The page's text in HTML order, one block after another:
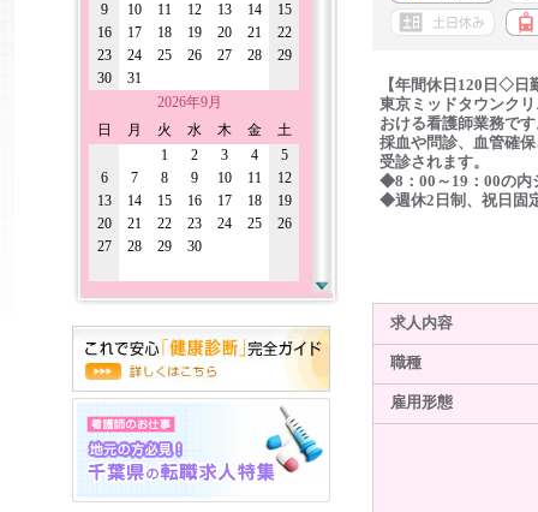
9
10 11 12 13 14
15
16
17 18 19 20 21
22
23
24 25 26 27 28
29
30
31
2026年9月
日
月 火 水 木 金
土
1
2 3 4
5
6
7 8 9 10 11
12
13
14 15 16 17 18
19
20
21 22 23 24 25
26
27
28 29 30
【年間休日120日◇日
東京ミッドタウンク
おける看護師業務で
採血や問診、血管確
受診されます。
◆8：00～19：00の内
◆週休2日制、祝日固
求人内容
職種
雇用形態